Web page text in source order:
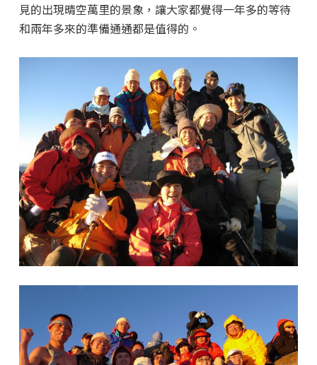
見的出現晴空萬里的景象，讓大家都覺得一年多的等待
和兩年多來的準備通通都是值得的。